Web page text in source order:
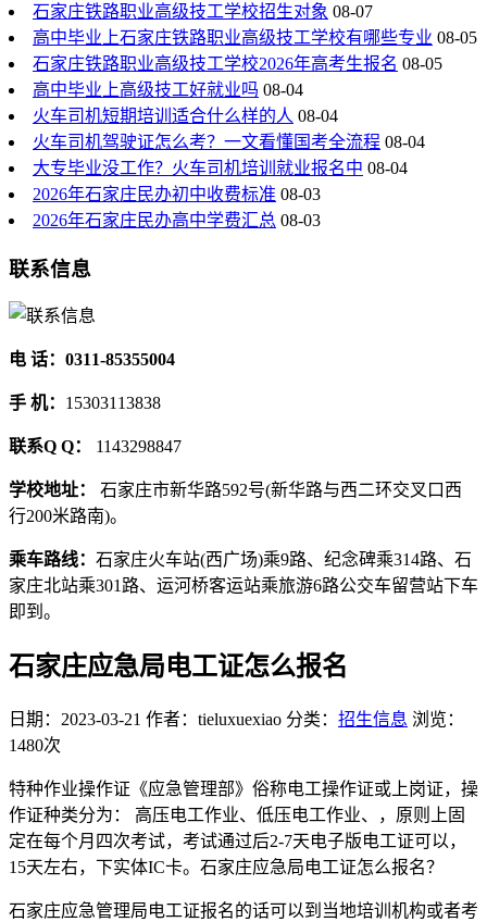
石家庄铁路职业高级技工学校招生对象 08-07
高中毕业上石家庄铁路职业高级技工学校有哪些专业 08-05
石家庄铁路职业高级技工学校2026年高考生报名 08-05
高中毕业上高级技工好就业吗 08-04
火车司机短期培训适合什么样的人 08-04
火车司机驾驶证怎么考？一文看懂国考全流程 08-04
大专毕业没工作？火车司机培训就业报名中 08-04
2026年石家庄民办初中收费标准 08-03
2026年石家庄民办高中学费汇总 08-03
联系信息
电 话：0311-85355004
手 机： 15303113838
联系Q Q： 1143298847
学校地址： 石家庄市新华路592号(新华路与西二环交叉口西
行200米路南)。
乘车路线： 石家庄火车站(西广场)乘9路、纪念碑乘314路、石
家庄北站乘301路、运河桥客运站乘旅游6路公交车留营站下车
即到。
石家庄应急局电工证怎么报名
日期：2023-03-21 作者：tieluxuexiao 分类： 招生信息 浏览：
1480次
特种作业操作证《应急管理部》俗称电工操作证或上岗证，操
作证种类分为： 高压电工作业、低压电工作业、，原则上固
定在每个月四次考试，考试通过后2-7天电子版电工证可以，
15天左右，下实体IC卡。石家庄应急局电工证怎么报名？
石家庄应急管理局电工证报名的话可以到当地培训机构或者考